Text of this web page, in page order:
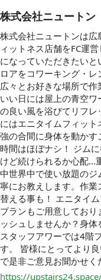
株式会社ニュートン
株式会社ニュートンは
ィットネス店舗をFC運
になっていただきたい
ロアをコワーキング・レ
広々とお好きな場所で
いい日には屋上の青空
の良い風を浴びてリフ
にはエニタイムフィッ
強の合間に身体を動か
時間はほぼナシ！ ジム
けど続けられるか心配…
中世界中で使い放題の
寧にお教えします。作業
替える事も！ エニタイ
プランもご用意してお
ッシュしませんか？身体
スタッフアワーでは4階
す。 皆様にとってより
で是非ご意見お聞かせく
https://